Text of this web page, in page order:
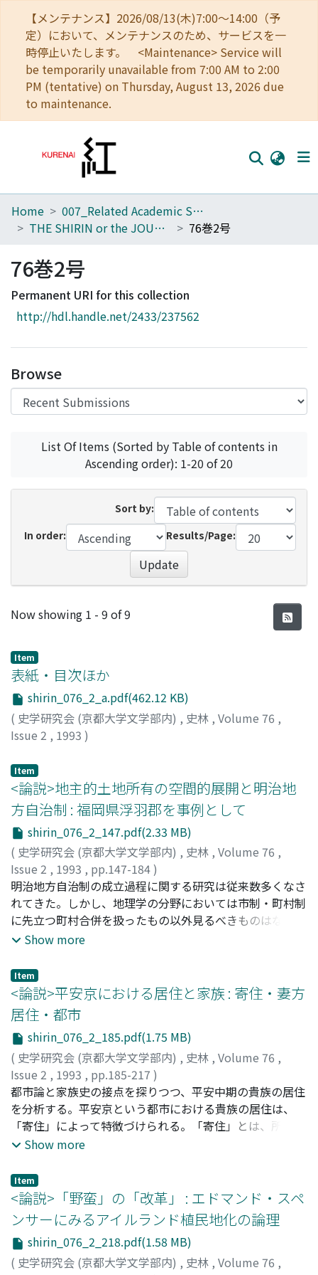
【メンテナンス】2026/08/13(木)7:00～14:00（予
定）において、メンテナンスのため、サービスを一
時停止いたします。 <Maintenance> Service will
be temporarily unavailable from 7:00 AM to 2:00
PM (tentative) on Thursday, August 13, 2026 due
to maintenance.
Home
Browse
Download Ranking
Access Statistics
Home
007_Related Academic Societies
THE SHIRIN or the JOURNAL OF HISTORY
76巻2号
76巻2号
Permanent URI for this collection
http://hdl.handle.net/2433/237562
Browse
List Of Items (Sorted by Table of contents in
Ascending order): 1-20 of 20
Sort by:
In order:
Results/Page:
Update
Recent Submissions
Now showing 1 - 9 of 9
Item
表紙・目次ほか
shirin_076_2_a.pdf(462.12 KB)
( 史学研究会 (京都大学文学部内) , 史林 , Volume 76 ,
Issue 2 , 1993 )
Item
<論説>地主的土地所有の空間的展開と明治地
方自治制 : 福岡県浮羽郡を事例として
shirin_076_2_147.pdf(2.33 MB)
( 史学研究会 (京都大学文学部内) , 史林 , Volume 76 ,
Issue 2 , 1993 , pp.147-184)
山崎, 孝史;YAMAZAKI, Takashi;ヤマザキ, タカシ
明治地方自治制の成立過程に関する研究は従来数多くなさ
れてきた。しかし、地理学の分野においては市制・町村制
に先立つ町村合併を扱ったもの以外見るべきものはない。
近年、地方自治制の成立以後の実態的運営に関する研究が
究動向をふまえ、福岡県浮羽郡を事例として明治二〇年代
以降の地主的土地所有の空間的展開と地方自治制との関係
について考察する。まず、地方自治制成立以後も動態的に
展開する土地所有関係を分析し、浮羽郡の地主制の空間的
特徴を把握する。その結果をもとに、町村の領域を越えて
拡がる土地所有関係が、町村の行財政機能に影響していた
事実を指摘する。さらに、参政権規定の検討をもとに地方
議会議員の選出に見られる地域的な偏倚と、議員の経歴に
見られる地域経済との関係を示す。以上の分析を通して、
明治地方自治制下における地主制と政治・行政的な町村間
格差との相互関係を明らかにする。
Show more
Item
<論説>平安京における居住と家族 : 寄住・妻方
居住・都市
shirin_076_2_185.pdf(1.75 MB)
( 史学研究会 (京都大学文学部内) , 史林 , Volume 76 ,
Issue 2 , 1993 , pp.185-217 )
京楽, 真帆子;KYORAKU, Mahoko; キョウラク, マホコ
都市論と家族史の接点を探りつつ、平安中期の貴族の居住
を分析する。平安京という都市における貴族の居住は、
「寄住」によって特徴づけられる。「寄住」とは、所有権
のない邸宅に一時的に往む「仮住い」のことである。彼ら
を移動していった。より長期にわたって寄住を行うことも
あり、彼らの居住は安定したものではなかった。こうした
分析により、流動性、便宜性が平安貴族の平安京居住の特
微であることが明らかになる。また、妻方居住も「寄住」
の概念で捉えることができる。妻を亡くした男性は、それ
まで住んでいた妻方の邸宅を去るのが一般的であり、この
Show more
Item
<論説>「野蛮」の「改革」 : エドマンド・スペ
ンサーにみるアイルランド植民地化の論理
shirin_076_2_218.pdf(1.58 MB)
( 史学研究会 (京都大学文学部内) , 史林 , Volume 76 ,